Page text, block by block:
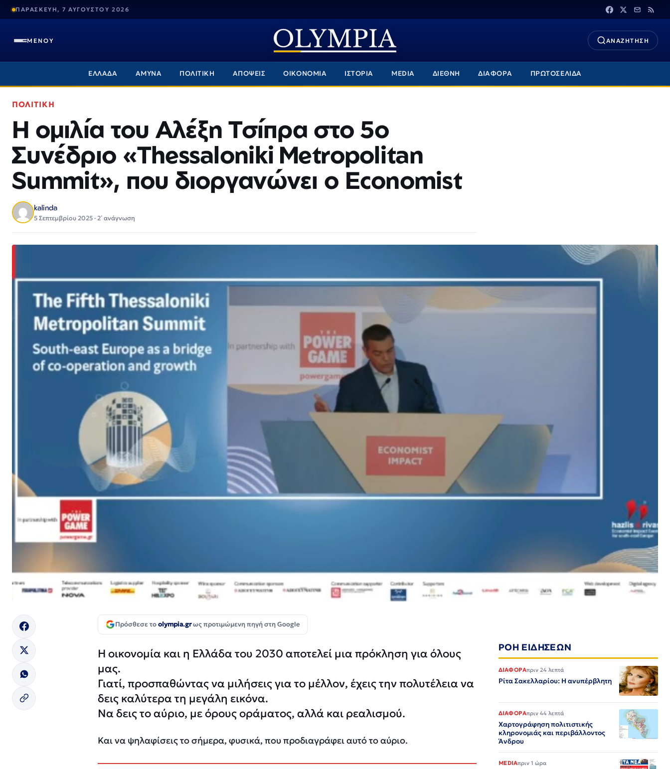
ΠΑΡΑΣΚΕΥΗ, 7 ΑΥΓΟΥΣΤΟΥ 2026
ΜΕΝΟΥ ΑΝΑΖΗΤΗΣΗ
ΕΛΛΑΔΑ ΑΜΥΝΑ ΠΟΛΙΤΙΚΗ ΑΠΟΨΕΙΣ ΟΙΚΟΝΟΜΙΑ ΙΣΤΟΡΙΑ MEDIA ΔΙΕΘΝΗ ΔΙΑΦΟΡΑ ΠΡΩΤΟΣΕΛΙΔΑ
ΠΟΛΙΤΙΚΗ
Η ομιλία του Αλέξη Τσίπρα στο 5ο
Συνέδριο «Thessaloniki Metropolitan
Summit», που διοργανώνει ο Economist
kalinda
5 Σεπτεμβρίου 2025 · 2΄ ανάγνωση
Πρόσθεσε τοolympia.grως προτιμώμενη πηγή στη Google
Η οικονομία και η Ελλάδα του 2030 αποτελεί μια πρόκληση για όλους
μας.
Γιατί, προσπαθώντας να μιλήσεις για το μέλλον, έχεις την πολυτέλεια να
δεις καλύτερα τη μεγάλη εικόνα.
Να δεις το αύριο, με όρους οράματος, αλλά και ρεαλισμού.
Και να ψηλαφίσεις το σήμερα, φυσικά, που προδιαγράφει αυτό το αύριο.
ΡΟΗ ΕΙΔΗΣΕΩΝ
ΔΙΑΦΟΡΑπριν 24 λεπτά
Ρίτα Σακελλαρίου: Η ανυπέρβλητη
ΔΙΑΦΟΡΑπριν 44 λεπτά
Χαρτογράφηση πολιτιστικής
κληρονομιάς και περιβάλλοντος
Άνδρου
MEDIAπριν 1 ώρα